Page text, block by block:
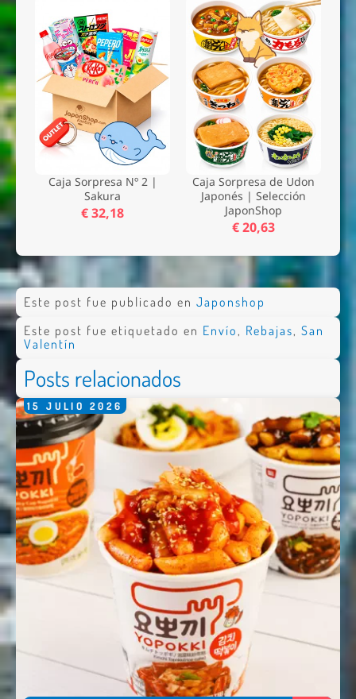
Caja Sorpresa Nº 2 |
Sakura
€ 32,18
Caja Sorpresa de Udon
Japonés | Selección
JaponShop
€ 20,63
Este post fue publicado en Japonshop
Este post fue etiquetado en Envío, Rebajas, San
Valentín
Posts relacionados
15 JULIO 2026